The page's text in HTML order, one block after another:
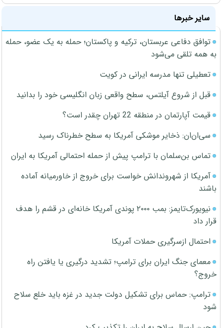
سایر خبرها
توافق دفاعی عربستان، ترکیه و پاکستان؛ حمله به یک عضو، حمله
به همه تلقی می‌شود
تعطیلی تنها مدرسه ایرانی در کویت
قبل از شروع آیلتس، سطح واقعی زبان انگلیسی خود را بدانید
قیمت آپارتمان در منطقه 22 تهران چقدر است؟
سی‌ان‌ان: ذخایر موشکی آمریکا به سطح خطرناک رسید
تماس بن‌سلمان با ترامپ پیش از حمله احتمالی آمریکا به ایران
آمریکا از شهروندانش خواست برای خروج از خاورمیانه آماده
باشند
نیویورک‌تایمز: بمب ۲۰۰۰ پوندی آمریکا خانه‌ای در قشم را هدف
قرار داد
احتمال ازسرگیری حملات آمریکا
معمای جنگ ایران برای ترامپ؛ تشدید درگیری یا یافتن راه
خروج؟
ترامپ: حماس برای تشکیل دولت جدید در غزه باید خلع سلاح
شود